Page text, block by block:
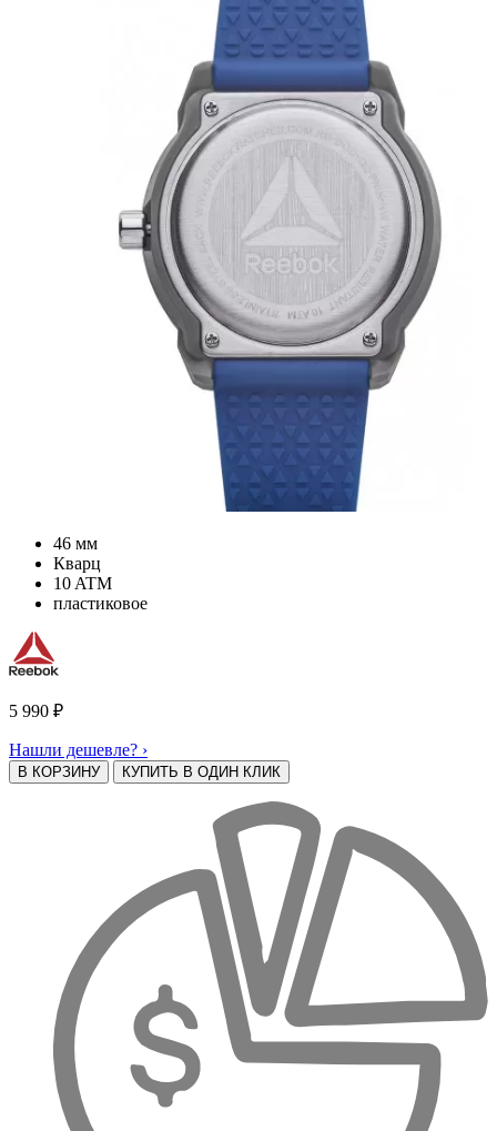
46 мм
Кварц
10 ATM
пластиковое
5 990 ₽
Нашли дешевле? ›
В КОРЗИНУ КУПИТЬ В ОДИН КЛИК